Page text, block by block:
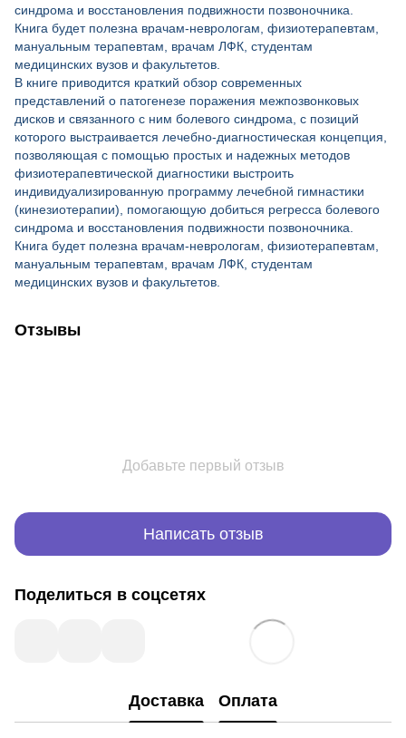
синдрома и восстановления подвижности позвоночника.
Книга будет полезна врачам-неврологам, физиотерапевтам,
мануальным терапевтам, врачам ЛФК, студентам
медицинских вузов и факультетов.
В книге приводится краткий обзор современных
представлений о патогенезе поражения межпозвонковых
дисков и связанного с ним болевого синдрома, с позиций
которого выстраивается лечебно-диагностическая концепция,
позволяющая с помощью простых и надежных методов
физиотерапевтической диагностики выстроить
индивидуализированную программу лечебной гимнастики
(кинезиотерапии), помогающую добиться регресса болевого
синдрома и восстановления подвижности позвоночника.
Книга будет полезна врачам-неврологам, физиотерапевтам,
мануальным терапевтам, врачам ЛФК, студентам
медицинских вузов и факультетов.
Отзывы
Добавьте первый отзыв
Написать отзыв
Поделиться в соцсетях
Доставка Оплата